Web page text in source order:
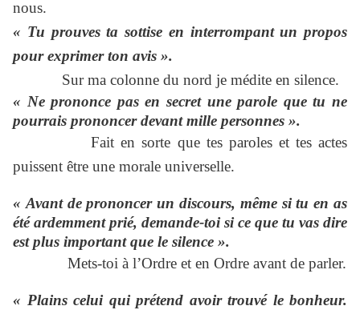
nous.
« Tu prouves ta sottise en interrompant un propos
pour exprimer ton avis ».
Sur ma colonne du nord je médite en silence.
« Ne prononce pas en secret une parole que tu ne
pourrais prononcer devant mille personnes ».
Fait en sorte que tes paroles et tes actes
puissent être une morale universelle.
« Avant de prononcer un discours, même si tu en as
été ardemment prié, demande-toi si ce que tu vas dire
est plus important que le silence ».
Mets-toi à l’Ordre et en Ordre avant de parler.
« Plains celui qui prétend avoir trouvé le bonheur.